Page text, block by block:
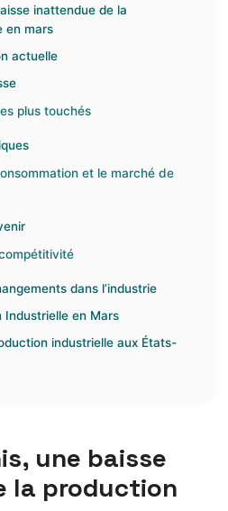
inattendue de la
en mars
actuelle
plus touchés
et le marché de
dans l’industrie
Industrielle en Mars
industrielle aux États-
une baisse
la production